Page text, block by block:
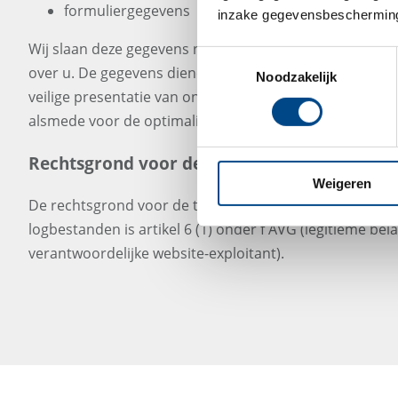
inzake
Noodzakelijk
Weigeren
formuliergegevens
Wij slaan deze gegevens niet op samen met andere
over u. De gegevens dienen voor de
veilige presentatie van onze website aan u met functies
alsmede voor de optimalisering en statistische
Rechtsgrond voor de gegevensverwerking
De rechtsgrond voor de tijdelijke opslag van deze
logbestanden is artikel 6 (1) onder f AVG (legitieme
verantwoordelijke website-exploitant).